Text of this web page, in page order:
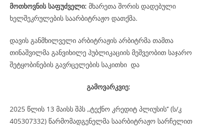
მოთხოვნის საფუძველი: მხარეთა შორის დადებული
ხელშეკრულების საარბიტრაჟო დათქმა.
დავის განმხილველი არბიტრაჟის არბიტრმა თამთა
თინაშვილმა განვიხილე პუბლიკაციის მეშვეობით საჯარო
შეტყობინების გავრცელების საკითხი და
გამოვარკვიე:
2025 წლის 13 მაისს შპს ,,ტექნო კრედიტ პლიუსის’’ (ს/კ
405307332) წარმომადგენელმა საარბიტრაჟო სარჩელით